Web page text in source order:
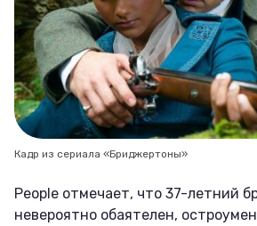
Кадр из сериала «Бриджертоны»
People отмечает, что 37-летний
невероятно обаятелен,